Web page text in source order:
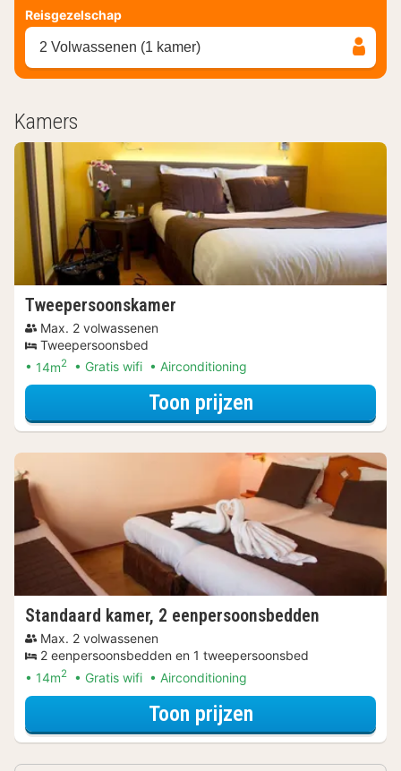
Reisgezelschap
2 Volwassenen (1 kamer)
Kamers
Tweepersoonskamer
Max. 2 volwassenen
Tweepersoonsbed
14m2 Gratis wifi Airconditioning
Toon prijzenvoor
Standaard kamer, 2 eenpersoonsbedden
Max. 2 volwassenen
2 eenpersoonsbedden en 1 tweepersoonsbed
14m2 Gratis wifi Airconditioning
Toon prijzenvoor Standaard